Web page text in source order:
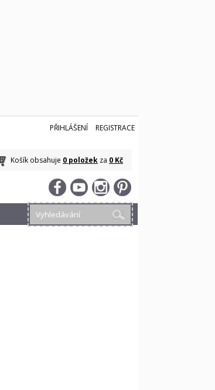
PŘIHLÁŠENÍ REGISTRACE
Košík obsahuje 0 položek za 0 Kč